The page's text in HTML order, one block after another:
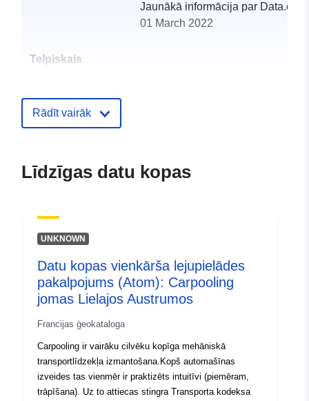
Jaunākā informācija par
01 March 2022
Telpiskais
Identifikatori:
ffad-4df7-b898-
4241-b269-fdc94c5d7237
Tips:
Avoti:
http://inspire.ec.europa.eu/
Rādīt vairāk
Līdzīgas datu kopas
UNKNOWN
Datu kopas vienkārša lejupielādes
pakalpojums (Atom): Carpooling
jomas Lielajos Austrumos
Francijas ģeokataloga
Carpooling ir vairāku cilvēku kopīga mehāniskā
transportlīdzekļa izmantošana.Kopš automašīnas
izveides tas vienmēr ir praktizēts intuitīvi (piemēram,
trāpīšana). Uz to attiecas stingra Transporta kodeksa